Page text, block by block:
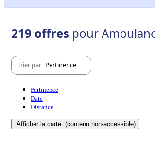
219 offres pour
Trier par Pertinence
Pertinence
Date
Distance
Afficher la carte (contenu non-accessible)